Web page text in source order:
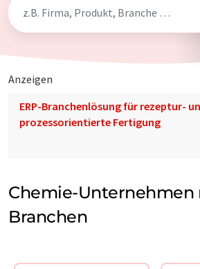
Anzeigen
ERP-Branchenlösung für rezeptur-
prozessorientierte Fertigung
Chemie-Unternehmen
Branchen